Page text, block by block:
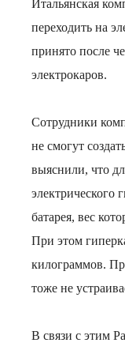
Итальянская
переходить на
принято после
электрокаров.
Сотрудники
не смогут
выяснили, что
электрического
батарея, вес
При этом
килограммов.
тоже не
В связи с этим